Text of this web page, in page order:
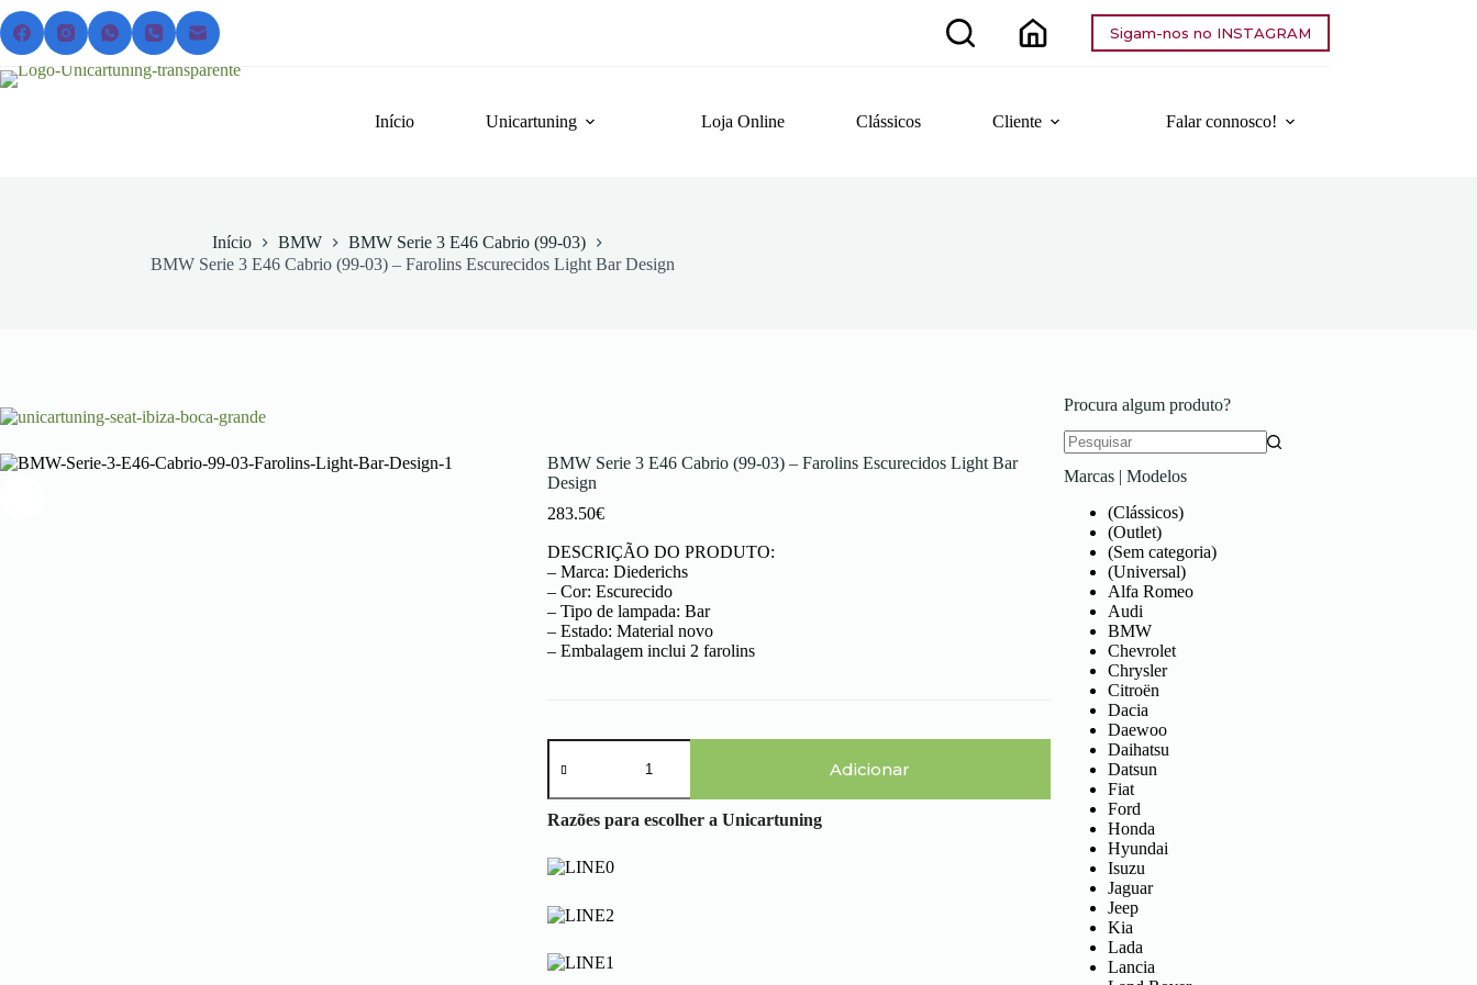
Pular
para
o
conteúdo
Sigam-nos no INSTAGRAM
Início Unicartuning Loja Online Clássicos Cliente Falar connosco!
Início BMW
BMW Serie 3 E46 Cabrio (99-03)
BMW Serie 3 E46 Cabrio (99-03) – Farolins Escurecidos Light Bar Design
BMW Serie 3 E46 Cabrio (99-03) – Farolins Escurecidos Light Bar
Design
283.50€
DESCRIÇÃO DO PRODUTO:
– Marca: Diederichs
– Cor: Escurecido
– Tipo de lampada: Bar
– Estado: Material novo
– Embalagem inclui 2 farolins
Quantidade
de
Serie
3
Cabrio
(99-
-
Escurecidos
Light
Adicionar
Razões para escolher a Unicartuning
Procura algum produto?
resultados
Marcas | Modelos
(Clássicos)
(Outlet)
(Sem categoria)
(Universal)
Alfa Romeo
Audi
BMW
Chevrolet
Chrysler
Citroën
Dacia
Daewoo
Daihatsu
Datsun
Fiat
Ford
Honda
Hyundai
Isuzu
Jaguar
Jeep
Kia
Lada
Lancia